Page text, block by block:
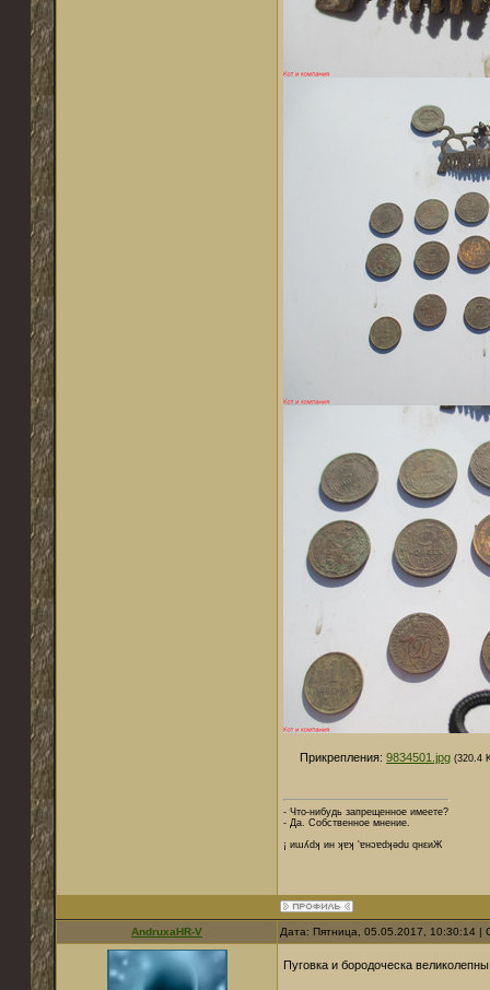
Прикрепления: 9834501.jpg (320.4
- Что-нибудь запрещенное имеете?
- Да. Собственное мнение.
¡ иɯʎdʞ ин ʞɐʞ 'ɐнɔɐdʞǝdu qнεиЖ
AndruxaHR-V Дата: Пятница, 05.05.2017, 10:30:14
Пуговка и бородоческа